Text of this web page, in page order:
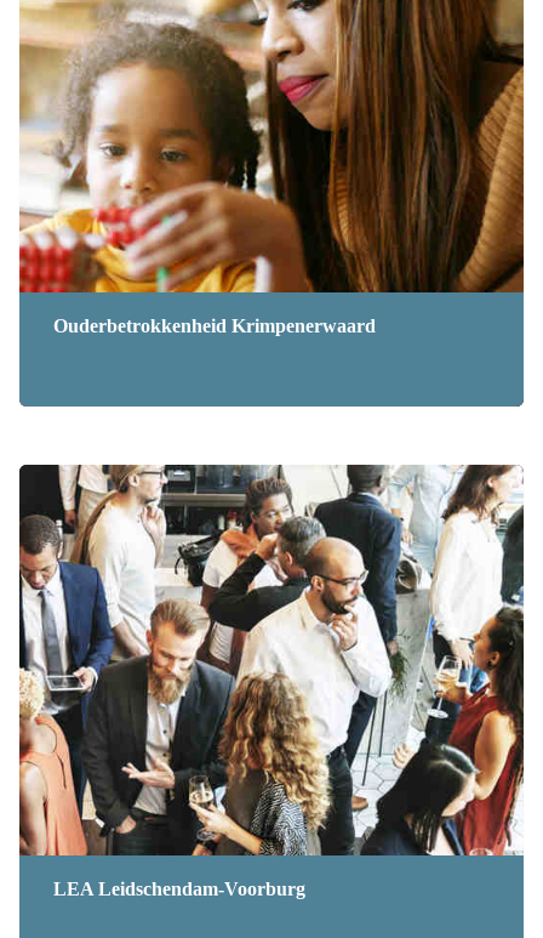
Ouderbetrokkenheid Krimpenerwaard
LEA Leidschendam-Voorburg